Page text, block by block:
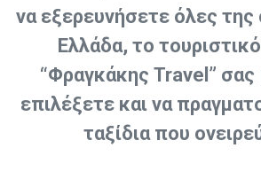
να εξερευνήσετε όλες
Ελλάδα, το
“Φραγκάκης Travel” σας
επιλέξετε και να
ταξίδια που